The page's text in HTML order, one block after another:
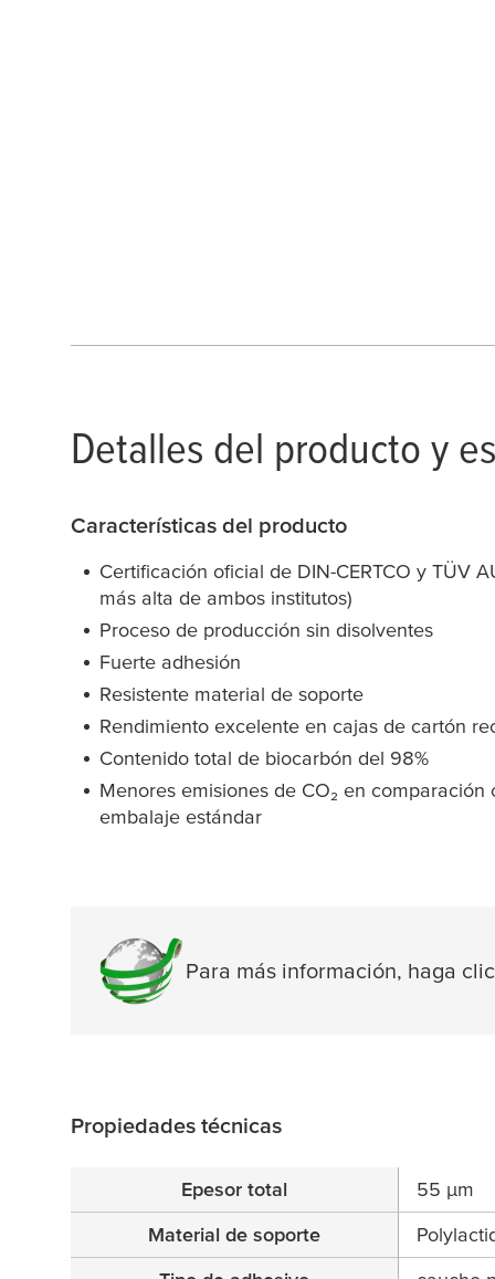
Detalles del producto y
Características del producto
Certificación oficial de DIN-CERTCO y TÜV
más alta de ambos institutos)
Proceso de producción sin disolventes
Fuerte adhesión
Resistente material de soporte
Rendimiento excelente en cajas de cartón
Contenido total de biocarbón del 98%
Menores emisiones de CO₂ en comparación
embalaje estándar
Para más información, haga
Propiedades técnicas
Epesor total 55 µm
Material de soporte